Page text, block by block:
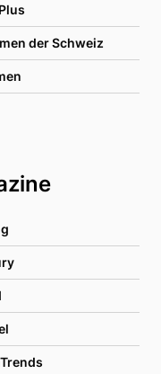
der Schweiz